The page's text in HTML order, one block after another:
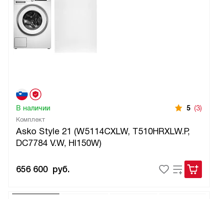
Комплект
Asko Style 21 (W5114CXLW, T510HRXLW.P,
DC7784 V.W, HI150W)
В наличии 5 (3)
656 600 руб.